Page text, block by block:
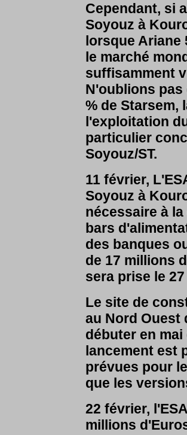
Cependant, si
Soyouz à
lorsque Ariane
le marché
suffisamment
N'oublions pas
% de Starsem,
l'exploitation
particulier
Soyouz/ST.
11 février,
Soyouz à
nécessaire à
bars
des banques
de 17 millions
sera prise le
Le site de
au Nord Ouest
débuter en
lancement est
prévues pour
que les
22 février,
millions